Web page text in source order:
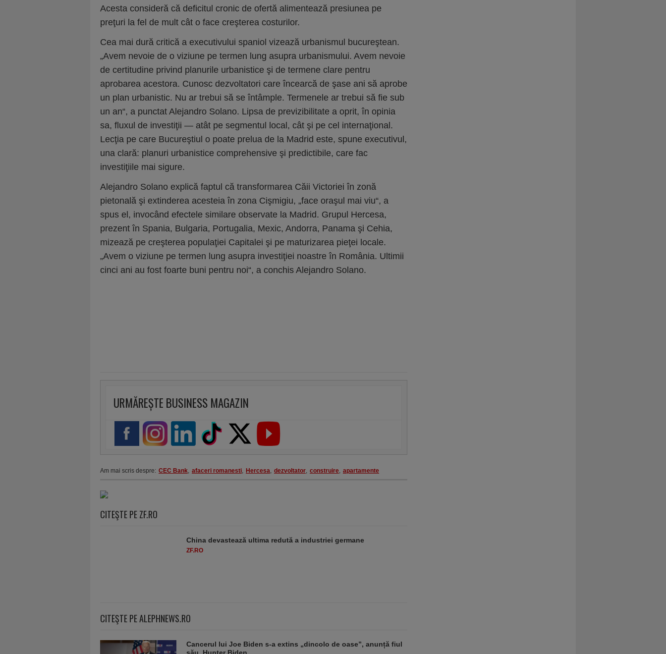
Acesta consideră că deficitul cronic de ofertă alimentează presiunea pe
preţuri la fel de mult cât o face creşterea costurilor.
Cea mai dură critică a executivului spaniol vizează urbanismul bucureştean.
„Avem nevoie de o viziune pe termen lung asupra urbanismului. Avem nevoie
de certitudine privind planurile urbanistice şi de termene clare pentru
aprobarea acestora. Cunosc dezvoltatori care încearcă de şase ani să aprobe
un plan urbanistic. Nu ar trebui să se întâmple. Termenele ar trebui să fie sub
un an“, a punctat Alejandro Solano. Lipsa de previzibilitate a oprit, în opinia
sa, fluxul de investiţii — atât pe segmentul local, cât şi pe cel internaţional.
Lecţia pe care Bucureştiul o poate prelua de la Madrid este, spune executivul,
una clară: planuri urbanistice comprehensive şi predictibile, care fac
investiţiile mai sigure.
Alejandro Solano explică faptul că transformarea Căii Victoriei în zonă
pietonală şi extinderea acesteia în zona Cişmigiu, „face oraşul mai viu“, a
spus el, invocând efectele similare observate la Madrid. Grupul Hercesa,
prezent în Spania, Bulgaria, Portugalia, Mexic, Andorra, Panama şi Cehia,
mizează pe creşterea populaţiei Capitalei şi pe maturizarea pieţei locale.
„Avem o viziune pe termen lung asupra investiţiei noastre în România. Ultimii
cinci ani au fost foarte buni pentru noi“, a conchis Alejandro Solano.
URMĂREȘTE BUSINESS MAGAZIN
Am mai scris despre: CEC Bank, afaceri romanesti, Hercesa, dezvoltator, construire, apartamente
CITEŞTE PE ZF.RO
China devastează ultima redută a industriei germane
ZF.RO
CITEŞTE PE ALEPHNEWS.RO
Cancerul lui Joe Biden s-a extins „dincolo de oase”, anunță fiul